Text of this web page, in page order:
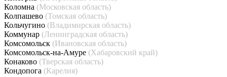
Коломна (Московская область)
Колпашево (Томская область)
Кольчугино (Владимирская область)
Коммунар (Ленинградская область)
Комсомольск (Ивановская область)
Комсомольск-на-Амуре (Хабаровский край)
Конаково (Тверская область)
Кондопога (Карелия)